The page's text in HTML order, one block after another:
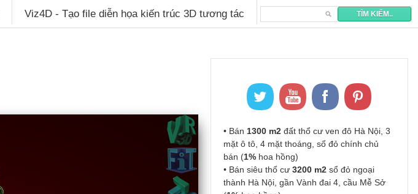
Viz4D - Tạo file diễn họa kiến trúc 3D tương tác
• Bán 1300 m2đất thổ cư ven đô Hà Nội, 3
mặt ô tô, 4 mặt thoáng, sổ đỏ chính chủ
bán (1%hoa hồng)
• Bán siêu thổ cư 3200 m2sổ đỏ ngoại
thành Hà Nội, gần Vành đai 4, cầu Mễ Sở